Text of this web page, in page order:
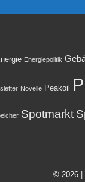
Energiepolitik
Novelle Peakoil
Spotmarkt
© 2026